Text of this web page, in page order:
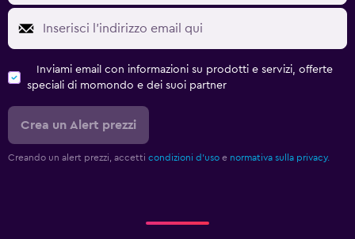
Inviami email con informazioni su prodotti e servizi, offerte
speciali di momondo e dei suoi partner
Crea un Alert prezzi
Creando un alert prezzi, accetti condizioni d'uso e normativa sulla privacy.